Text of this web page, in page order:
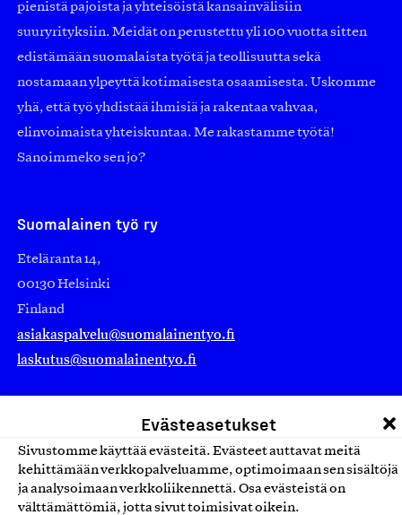
Evästeasetukset
Sivustomme käyttää evästeitä. Evästeet auttavat meitä
kehittämään verkkopalveluamme, optimoimaan sen sisältöjä
ja analysoimaan verkkoliikennettä. Osa evästeistä on
välttämättömiä, jotta sivut toimisivat oikein.
pienistä pajoista ja yhteisöistä kansainvälisiin
suuryrityksiin. Meidät on perustettu yli 100 vuotta sitten
edistämään suomalaista työtä ja teollisuutta sekä
nostamaan ylpeyttä kotimaisesta osaamisesta. Uskomme
yhä, että työ yhdistää ihmisiä ja rakentaa vahvaa,
elinvoimaista yhteiskuntaa. Me rakastamme työtä!
Sanoimmeko sen jo?
Suomalainen työ ry
Eteläranta 14,
00130 Helsinki
Finland
asiakaspalvelu@suomalainentyo.fi
laskutus@suomalainentyo.fi
Avainlippu